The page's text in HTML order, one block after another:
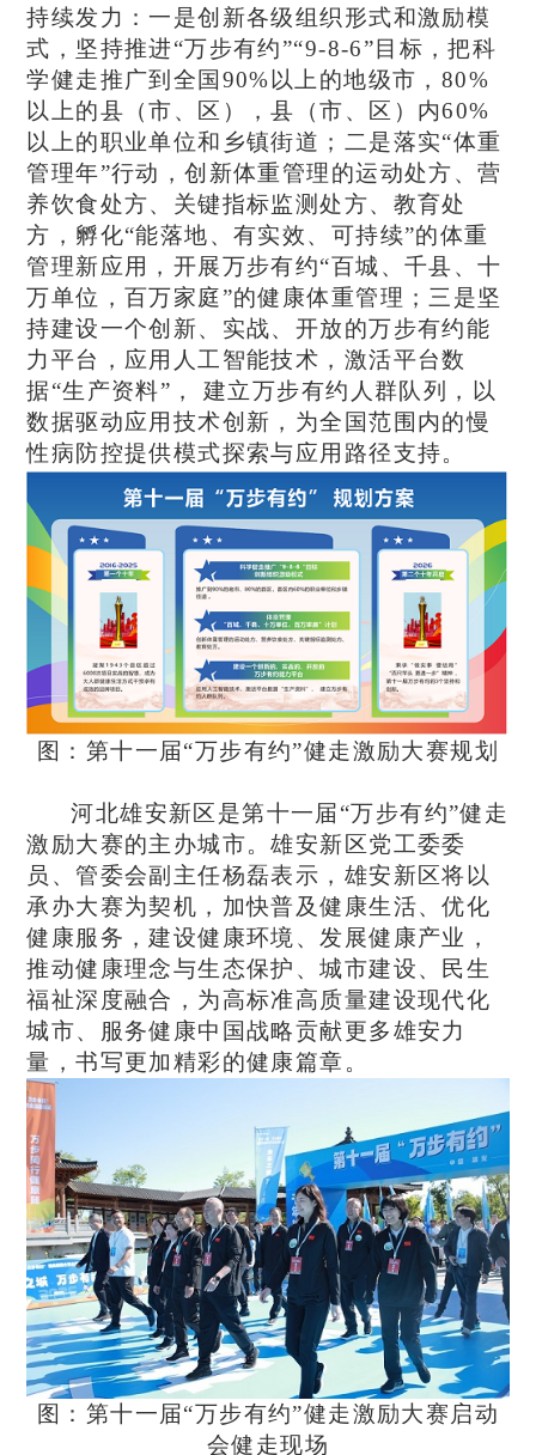
持续发力：一是创新各级组织形式和激励模
式，坚持推进“万步有约”“9-8-6”目标，把科
学健走推广到全国90%以上的地级市，80%
以上的县（市、区），县（市、区）内60%
以上的职业单位和乡镇街道；二是落实“体重
管理年”行动，创新体重管理的运动处方、营
养饮食处方、关键指标监测处方、教育处
方，孵化“能落地、有实效、可持续”的体重
管理新应用，开展万步有约“百城、千县、十
万单位，百万家庭”的健康体重管理；三是坚
持建设一个创新、实战、开放的万步有约能
力平台，应用人工智能技术，激活平台数
据“生产资料”， 建立万步有约人群队列，以
数据驱动应用技术创新， 为全国范围内的慢
性病防控提供模式探索与应用路径支持。
图：第十一届“万步有约”健走激励大赛规划
河北雄安新区是第十一届“万步有约”健走
激励大赛的主办城市。雄安新区党工委委
员、管委会副主任杨磊表示，雄安新区将以
承办大赛为契机，加快普及健康生活、优化
健康服务，建设健康环境、发展健康产业，
推动健康理念与生态保护、城市建设、民生
福祉深度融合，为高标准高质量建设现代化
城市、服务健康中国战略贡献更多雄安力
量，书写更加精彩的健康篇章。
图：第十一届“万步有约”健走激励大赛启动
会健走现场